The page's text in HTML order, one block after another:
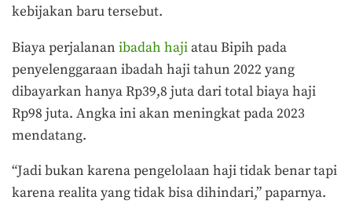
kebijakan baru tersebut.
Biaya perjalanan ibadah hajiatau Bipih pada
penyelenggaraan ibadah haji tahun 2022 yang
dibayarkan hanya Rp39,8 juta dari total biaya haji
Rp98 juta. Angka ini akan meningkat pada 2023
mendatang.
“Jadi bukan karena pengelolaan haji tidak benar tapi
karena realita yang tidak bisa dihindari,” paparnya.